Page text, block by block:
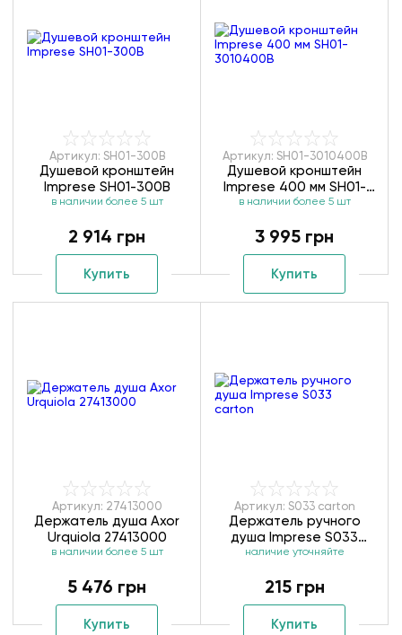
Артикул: SH01-300B
Душевой кронштейн
Imprese SH01-300B
в наличии более 5 шт
2 914 грн
Купить
Артикул: SH01-3010400B
Душевой кронштейн
Imprese 400 мм SH01-
3010400B
в наличии более 5 шт
3 995 грн
Купить
Артикул: 27413000
Держатель душа Axor
Urquiola 27413000
в наличии более 5 шт
5 476 грн
Купить
Артикул: S033 carton
Держатель ручного
душа Imprese S033
carton
наличие уточняйте
215 грн
Купить